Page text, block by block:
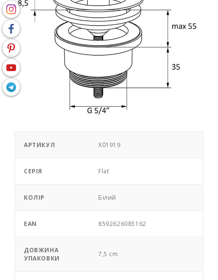
АРТИКУЛ X01919
СЕРІЯ Flat
КОЛІР Білий
EAN 8592626085162
ДОВЖИНА
УПАКОВКИ
7,5 cm